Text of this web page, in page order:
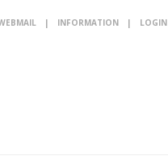
| INFORMATION | LOGIN